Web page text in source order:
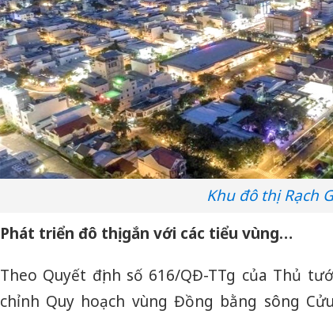
Khu đô thị Rạch
Phát triển đô thị gắn với các tiểu vùng…
Theo Quyết định số 616/QĐ-TTg của Thủ
chỉnh Quy hoạch vùng Đồng bằng sông